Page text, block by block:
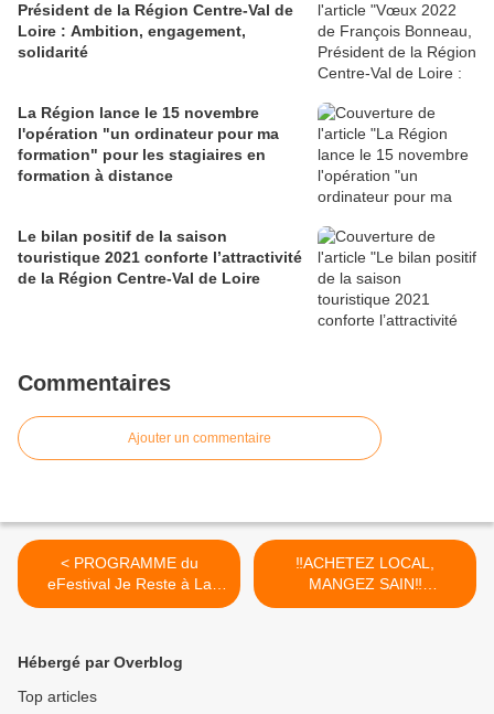
Président de la Région Centre-Val de
Loire : Ambition, engagement,
solidarité
La Région lance le 15 novembre
l'opération "un ordinateur pour ma
formation" pour les stagiaires en
formation à distance
Le bilan positif de la saison
touristique 2021 conforte l’attractivité
de la Région Centre-Val de Loire
Commentaires
Ajouter un commentaire
< PROGRAMME du
eFestival Je Reste à La
Maison du 1er et au 7 avril
‼ACHETEZ LOCAL,
MANGEZ SAIN‼
NOUVELLE... >
Hébergé par Overblog
Top articles